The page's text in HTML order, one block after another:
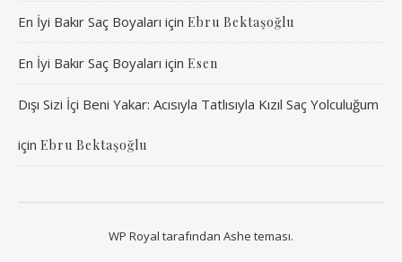
En İyi Bakır Saç Boyaları için Ebru Bektaşoğlu
En İyi Bakır Saç Boyaları için Esen
Dışı Sizi İçi Beni Yakar: Acısıyla Tatlısıyla Kızıl Saç Yolculuğum
için Ebru Bektaşoğlu
WP Royal tarafından Ashe teması.